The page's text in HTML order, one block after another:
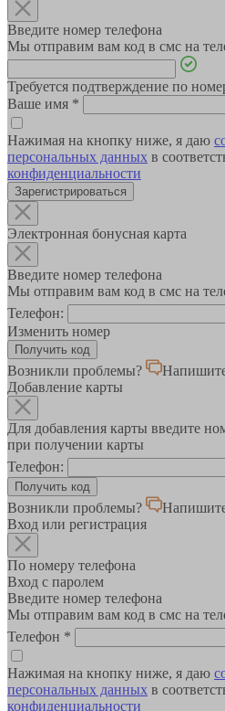
Введите номер телефона
Мы отправим вам код в смс на
Требуется подтверждение по
Ваше имя *
Нажимая на кнопку ниже, я даю
персональных данных в
конфиденциальности
Зарегистрироваться
Электронная бонусная карта
Введите номер телефона
Мы отправим вам код в смс на
Телефон:
Изменить номер
Возникли проблемы?
Добавление карты
Для добавления карты введите
при получении карты
Телефон:
Возникли проблемы?
Вход или регистрация
По номеру телефона
Вход с паролем
Введите номер телефона
Мы отправим вам код в смс на
Телефон *
Нажимая на кнопку ниже, я даю
персональных данных в
конфиденциальности